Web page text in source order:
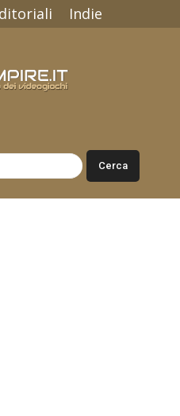
Indie